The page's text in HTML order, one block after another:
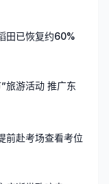
田已恢复约60%
旅游活动 推广东
前赴考场查看考位